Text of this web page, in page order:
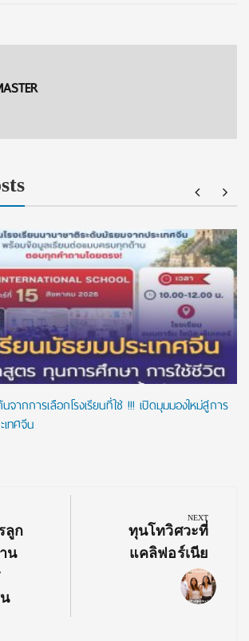
จากการเลือกโรงเรียนที่ใช่ !!! เปิดมุมมองใหม่สู่การ
ทศจีน
ลูก
น
NEXT
Next
Post:
ทุนโทวิศวะที่
แคลิฟอร์เนีย